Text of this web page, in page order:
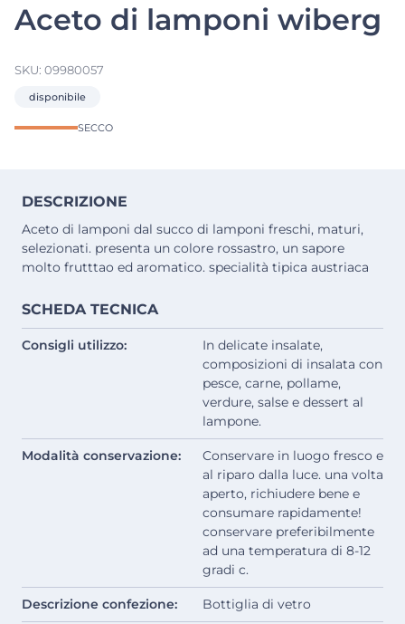
Aceto di lamponi wiberg
SKU: 09980057
disponibile
SECCO
DESCRIZIONE
Aceto di lamponi dal succo di lamponi freschi, maturi,
selezionati. presenta un colore rossastro, un sapore
molto frutttao ed aromatico. specialità tipica austriaca
SCHEDA TECNICA
Consigli utilizzo:
In delicate insalate,
composizioni di insalata con
pesce, carne, pollame,
verdure, salse e dessert al
lampone.
Modalità conservazione:
Conservare in luogo fresco e
al riparo dalla luce. una volta
aperto, richiudere bene e
consumare rapidamente!
conservare preferibilmente
ad una temperatura di 8-12
gradi c.
Descrizione confezione: Bottiglia di vetro